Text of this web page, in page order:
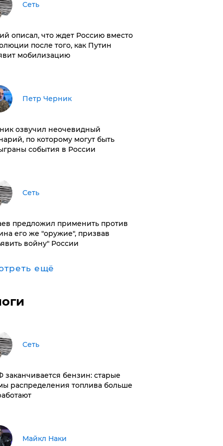
Сеть
описал, что ждет Россию вместо
после того, как Путин
мобилизацию
Петр Черник
озвучил неочевидный
по которому могут быть
события в России
Сеть
предложил применить против
его же "оружие", призвав
войну" России
ещё
Сеть
заканчивается бензин: старые
распределения топлива больше
Майкл Наки